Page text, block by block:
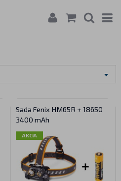
Sada Fenix HM65R + 18650
3400 mAh
AKCIA